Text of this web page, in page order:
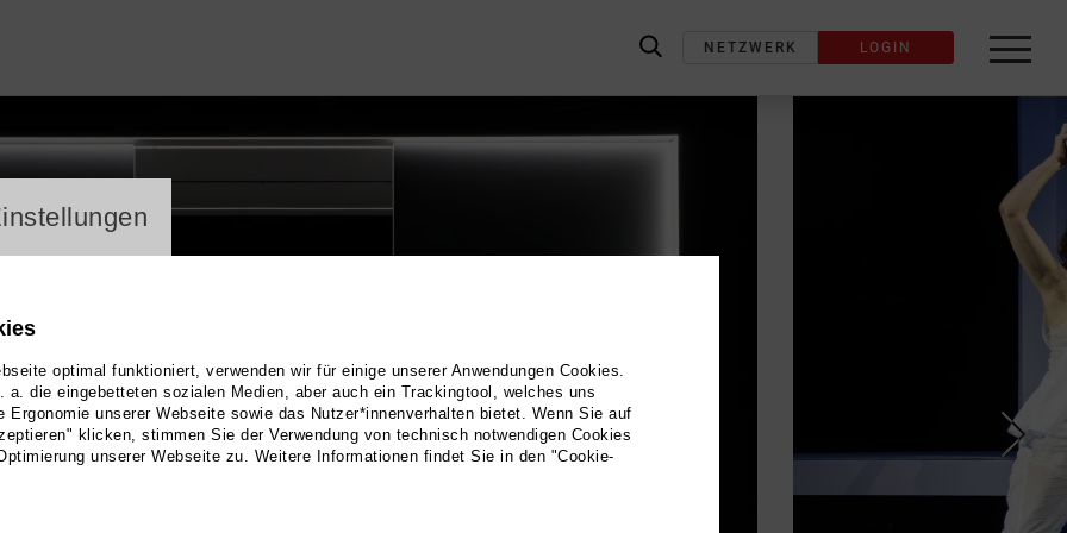
label_search
NETZWERK LOGIN
optimal funktioniert, verwenden wir für einige unserer Anwendungen Cookies.
a. die eingebetteten sozialen Medien, aber auch ein Trackingtool, welches uns
Ergonomie unserer Webseite sowie das Nutzer*innenverhalten bietet. Wenn Sie auf
klicken, stimmen Sie der Verwendung von technisch notwendigen Cookies
unserer Webseite zu. Weitere Informationen findet Sie in den "Cookie-